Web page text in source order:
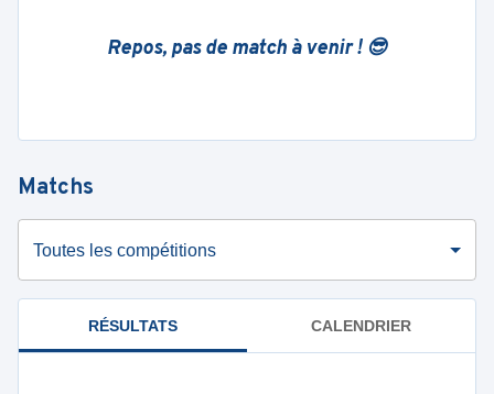
Repos, pas de match à venir ! 😎
Matchs
Toutes les compétitions
RÉSULTATS CALENDRIER